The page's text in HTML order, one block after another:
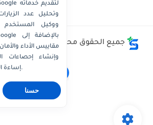
جميع الحقوق محفوظة ©
Jobs Today
وتحليل عدد
مقاييس الأداء
وإنشاء إحصاءات
إساءة الاستخدام ومعالجتها.
حسنا